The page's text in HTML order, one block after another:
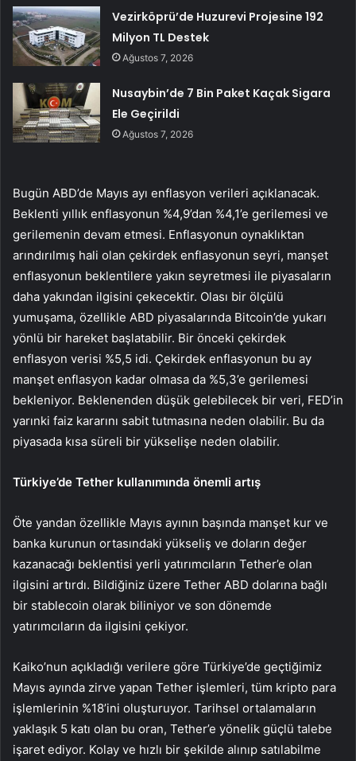
Vezirköprü’de Huzurevi Projesine 192
Milyon TL Destek
Ağustos 7, 2026
Nusaybin’de 7 Bin Paket Kaçak Sigara
Ele Geçirildi
Ağustos 7, 2026
Bugün ABD’de Mayıs ayı enflasyon verileri açıklanacak.
Beklenti yıllık enflasyonun %4,9’dan %4,1’e gerilemesi ve
gerilemenin devam etmesi. Enflasyonun oynaklıktan
arındırılmış hali olan çekirdek enflasyonun seyri, manşet
enflasyonun beklentilere yakın seyretmesi ile piyasaların
daha yakından ilgisini çekecektir. Olası bir ölçülü
yumuşama, özellikle ABD piyasalarında Bitcoin’de yukarı
yönlü bir hareket başlatabilir. Bir önceki çekirdek
enflasyon verisi %5,5 idi. Çekirdek enflasyonun bu ay
manşet enflasyon kadar olmasa da %5,3’e gerilemesi
bekleniyor. Beklenenden düşük gelebilecek bir veri, FED’in
yarınki faiz kararını sabit tutmasına neden olabilir. Bu da
piyasada kısa süreli bir yükselişe neden olabilir.
Türkiye’de Tether kullanımında önemli artış
Öte yandan özellikle Mayıs ayının başında manşet kur ve
banka kurunun ortasındaki yükseliş ve doların değer
kazanacağı beklentisi yerli yatırımcıların Tether’e olan
ilgisini artırdı. Bildiğiniz üzere Tether ABD dolarına bağlı
bir stablecoin olarak biliniyor ve son dönemde
yatırımcıların da ilgisini çekiyor.
Kaiko’nun açıkladığı verilere göre Türkiye’de geçtiğimiz
Mayıs ayında zirve yapan Tether işlemleri, tüm kripto para
işlemlerinin %18’ini oluşturuyor. Tarihsel ortalamaların
yaklaşık 5 katı olan bu oran, Tether’e yönelik güçlü talebe
işaret ediyor. Kolay ve hızlı bir şekilde alınıp satılabilme